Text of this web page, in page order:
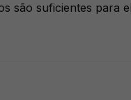
são suficientes para